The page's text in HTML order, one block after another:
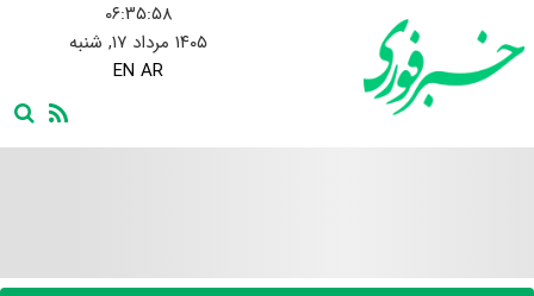
۰۶:۳۵:۵۹
۱۴۰۵ مرداد ۱۷, شنبه
EN AR